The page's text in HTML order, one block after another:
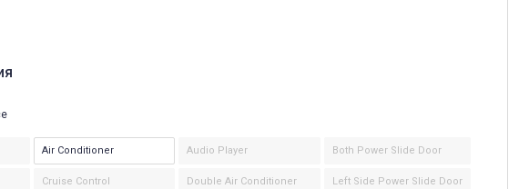
Air Conditioner Audio Player Both Power Slide Door
Cruise Control Double Air Conditioner Left Side Power Slide Door